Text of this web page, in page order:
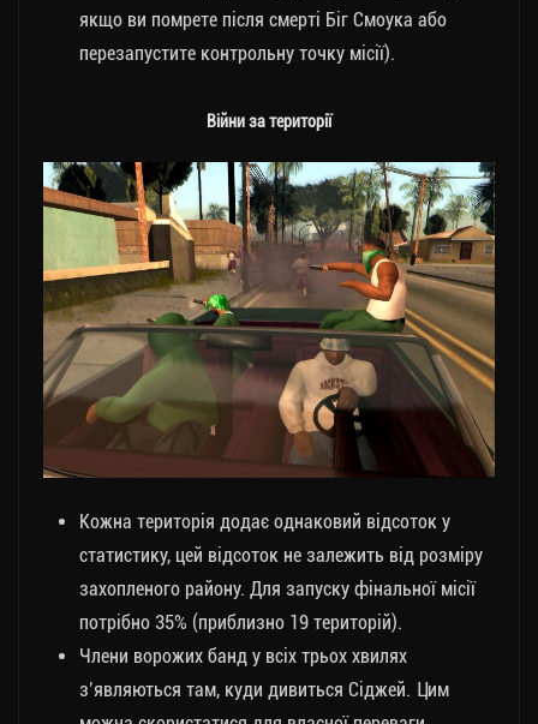
якщо ви помрете після смерті Біг Смоука або
перезапустите контрольну точку місії).
Війни за території
Кожна територія додає однаковий відсоток у
статистику, цей відсоток не залежить від розміру
захопленого району. Для запуску фінальної місії
потрібно 35% (приблизно 19 територій).
Члени ворожих банд у всіх трьох хвилях
з’являються там, куди дивиться Сіджей. Цим